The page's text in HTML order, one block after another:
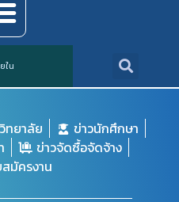
ใน
ทยาลัย
ข่าวนักศึกษา
ข่าวจัดซื้อจัดจ้าง
มัครงาน